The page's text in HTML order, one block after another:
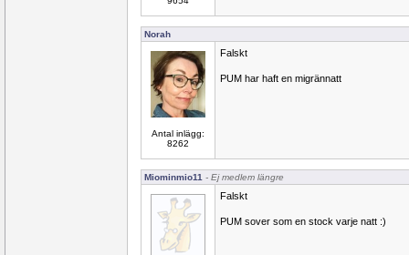
Norah
Antal inlägg:
8262
Falskt
PUM har haft en migrännatt
Miominmio11 - Ej medlem längre
Falskt
PUM sover som en stock varje natt :)